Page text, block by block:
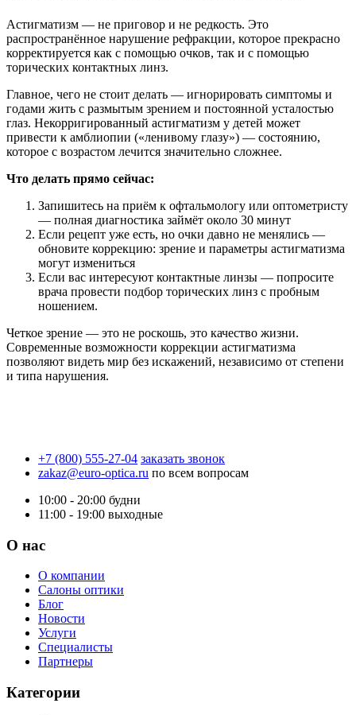
Астигматизм — не приговор и не редкость. Это
распространённое нарушение рефракции, которое прекрасно
корректируется как с помощью очков, так и с помощью
торических контактных линз.
Главное, чего не стоит делать — игнорировать симптомы и
годами жить с размытым зрением и постоянной усталостью
глаз. Некорригированный астигматизм у детей может
привести к амблиопии («ленивому глазу») — состоянию,
которое с возрастом лечится значительно сложнее.
Что делать прямо сейчас:
Запишитесь на приём к офтальмологу или оптометристу
— полная диагностика займёт около 30 минут
Если рецепт уже есть, но очки давно не менялись —
обновите коррекцию: зрение и параметры астигматизма
могут измениться
Если вас интересуют контактные линзы — попросите
врача провести подбор торических линз с пробным
ношением.
Четкое зрение — это не роскошь, это качество жизни.
Современные возможности коррекции астигматизма
позволяют видеть мир без искажений, независимо от степени
и типа нарушения.
+7 (800) 555-27-04 заказать звонок
zakaz@euro-optica.ru по всем вопросам
10:00 - 20:00 будни
11:00 - 19:00 выходные
О нас
О компании
Салоны оптики
Блог
Новости
Услуги
Специалисты
Партнеры
Категории